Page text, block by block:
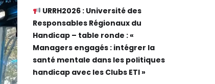
URRH2026 : Université des
Responsables Régionaux du
Handicap – table ronde : «
Managers engagés : intégrer la
santé mentale dans les politiques
handicap avec les Clubs ETI »